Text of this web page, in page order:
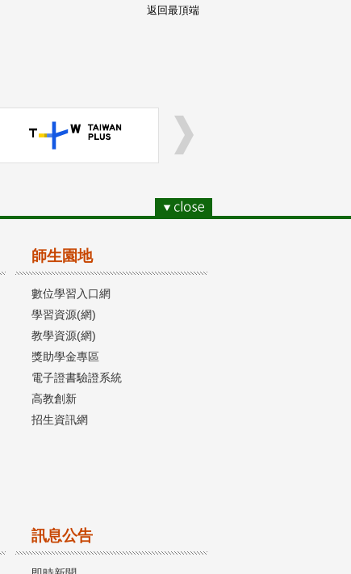
返回最頂端
師生園地
數位學習入口網
學習資源(網)
教學資源(網)
獎助學金專區
電子證書驗證系統
高教創新
招生資訊網
訊息公告